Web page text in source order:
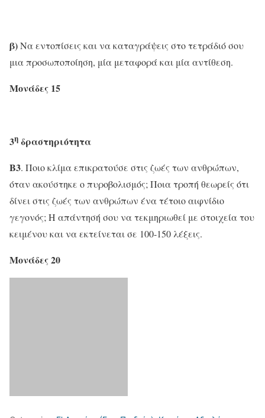
β)Να εντοπίσεις και να καταγράψεις στο τετράδιό σου
μια προσωποποίηση, μία μεταφορά και μία αντίθεση.
Μονάδες 15
3η δραστηριότητα
Β3. Ποιο κλίμα επικρατούσε στις ζωές των ανθρώπων,
όταν ακούστηκε ο πυροβολισμός; Ποια τροπή θεωρείς ότι
δίνει στις ζωές των ανθρώπων ένα τέτοιο αιφνίδιο
γεγονός; Η απάντησή σου να τεκμηριωθεί με στοιχεία του
κειμένου και να εκτείνεται σε 100-150 λέξεις.
Μονάδες 20